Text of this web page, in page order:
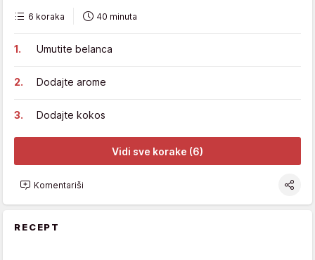
6 koraka 40 minuta
Umutite belanca
Dodajte arome
Dodajte kokos
Vidi sve korake (6)
Komentariši
RECEPT